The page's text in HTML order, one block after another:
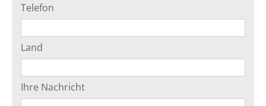
Telefon
Land
Ihre Nachricht